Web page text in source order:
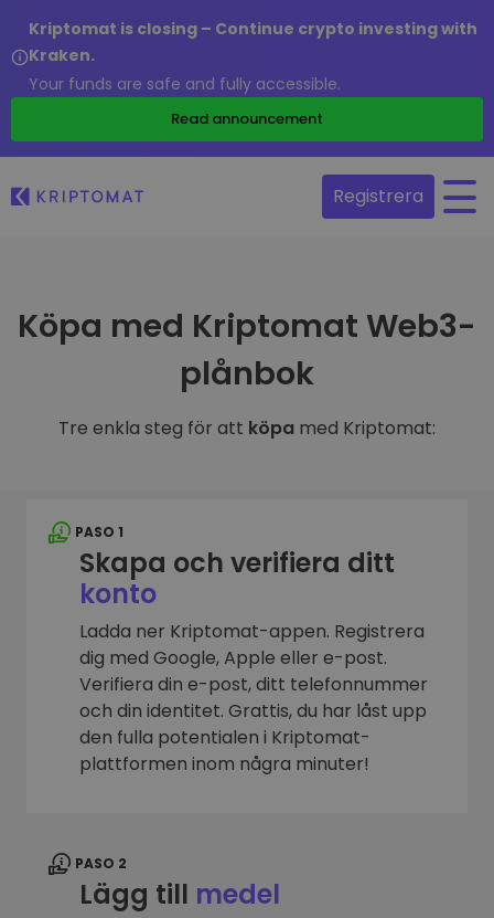
Kriptomat is closing – Continue crypto investing with
Kraken.
Your funds are safe and fully accessible.
Read announcement
Registrera
Köpa med Kriptomat Web3-
plånbok
Tre enkla steg för att köpa med Kriptomat:
PASO 1
Skapa och verifiera ditt
konto
Ladda ner Kriptomat-appen. Registrera
dig med Google, Apple eller e-post.
Verifiera din e-post, ditt telefonnummer
och din identitet. Grattis, du har låst upp
den fulla potentialen i Kriptomat-
plattformen inom några minuter!
PASO 2
Lägg till medel